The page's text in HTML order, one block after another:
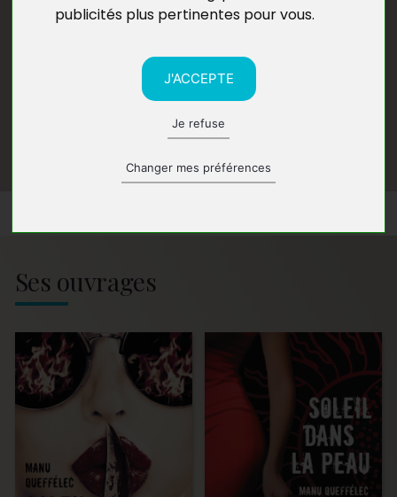
publicités plus pertinentes pour vous.
J'ACCEPTE
Je refuse
Changer mes préférences
Ses ouvrages